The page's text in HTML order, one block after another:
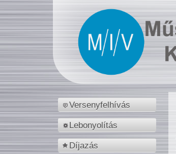
Versenyfelhívás
Lebonyolítás
Díjazás